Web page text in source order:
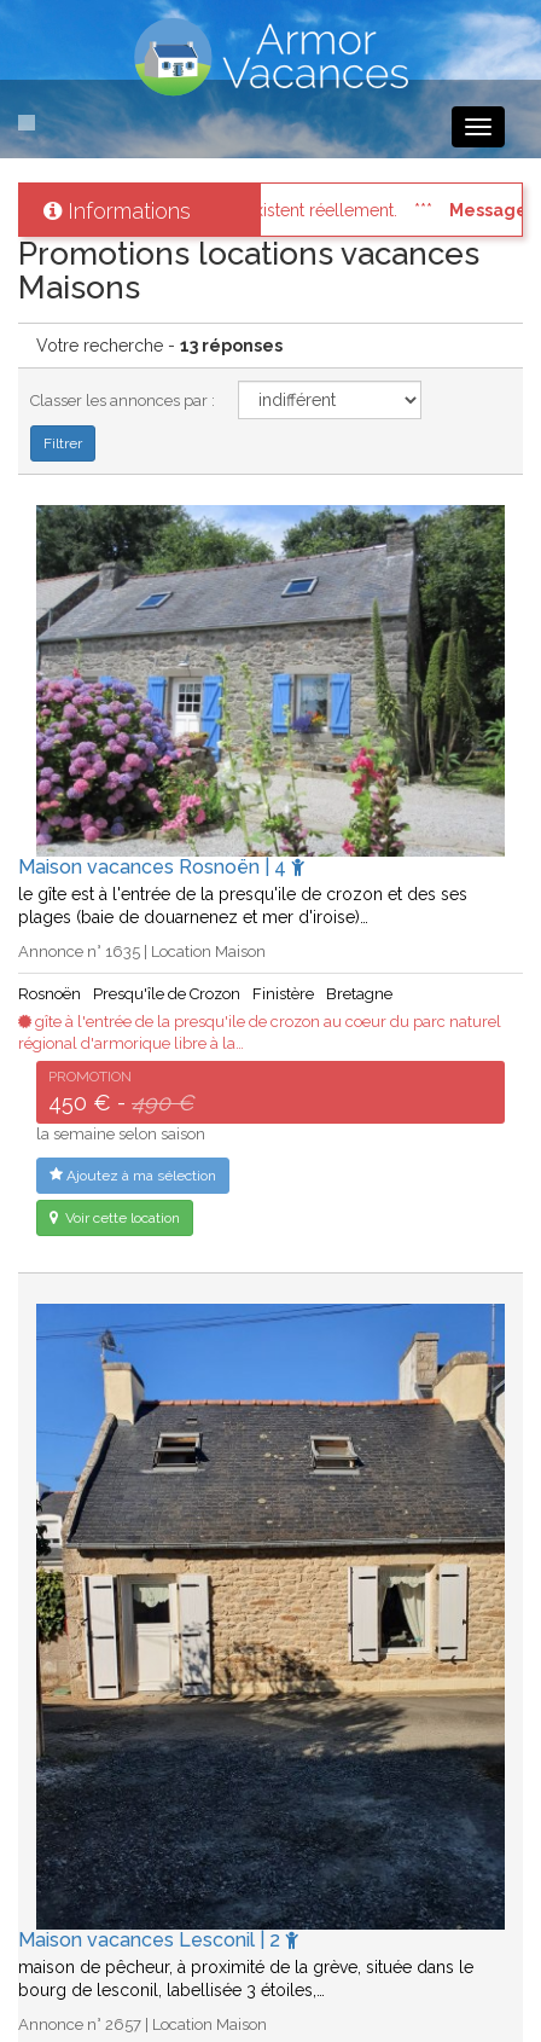
Toggle
Informations
Messages des internautes pressés : Connectez
Promotions locations vacances
Maisons
Votre recherche - 13 réponses
Classer les annonces par :
Maison vacances Rosnoën | 4
le gîte est à l'entrée de la presqu'ile de crozon et des ses
plages (baie de douarnenez et mer d'iroise)…
Annonce n° 1635 | Location Maison
Rosnoën Presqu'île de Crozon Finistère
Bretagne
gîte à l'entrée de la presqu'ile de crozon au coeur du parc naturel
régional d'armorique libre à la…
PROMOTION
450 € - 490 €
la semaine selon saison
Ajoutez à ma sélection
Voir cette location
Maison vacances Lesconil | 2
maison de pêcheur, à proximité de la grève, située dans le
bourg de lesconil, labellisée 3 étoiles,…
Annonce n° 2657 | Location Maison